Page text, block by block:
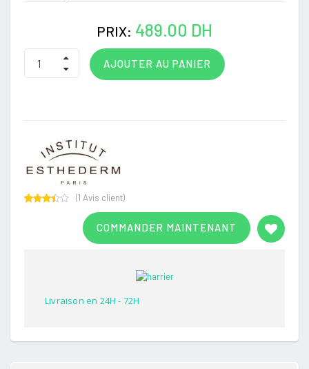
PRIX: 489.00 DH
AJOUTER AU PANIER
COMMANDER MAINTENANT
(1 Avis client)
Livraison en 24H - 72H